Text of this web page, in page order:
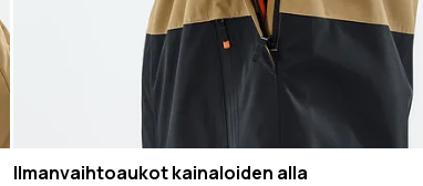
Ilmanvaihtoaukot kainaloiden alla